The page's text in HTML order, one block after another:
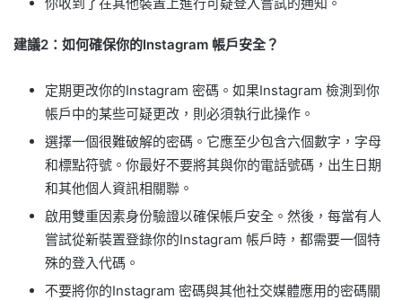
建議2：如何確保你的Instagram 帳戶安全？
定期更改你的Instagram 密碼。如果Instagram 檢測到你
帳戶中的某些可疑更改，則必須執行此操作。
選擇一個很難破解的密碼。它應至少包含六個數字，字母
和標點符號。你最好不要將其與你的電話號碼，出生日期
和其他個人資訊相關聯。
啟用雙重因素身份驗證以確保帳戶安全。然後，每當有人
嘗試從新裝置登錄你的Instagram 帳戶時，都需要一個特
殊的登入代碼。
不要將你的Instagram 密碼與其他社交媒體應用的密碼關